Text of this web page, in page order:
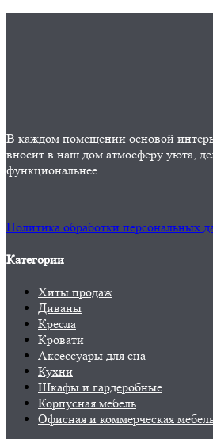
В каждом помещении основой
вносит в наш дом атмосферу уюта,
функциональнее.
Политика обработки персональных
Категории
Хиты продаж
Диваны
Кресла
Кровати
Аксессуары для сна
Кухни
Шкафы и гардеробные
Корпусная мебель
Офисная и коммерческая